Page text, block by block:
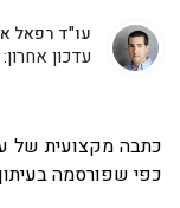
עו"ד רפאל
עדכון אחרון: 3 במרץ, 2025
כתבה מקצועית של
כפי שפורסמה